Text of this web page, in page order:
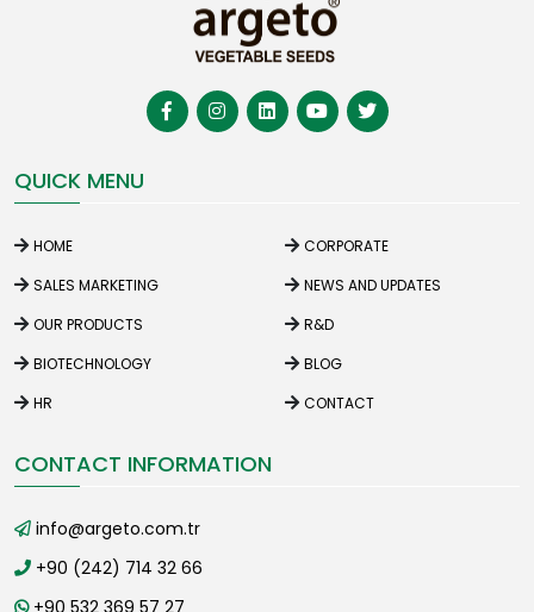
QUICK MENU
HOME
CORPORATE
SALES MARKETING
NEWS AND UPDATES
OUR PRODUCTS
R&D
BIOTECHNOLOGY
BLOG
HR
CONTACT
CONTACT INFORMATION
info@argeto.com.tr
+90 (242) 714 32 66